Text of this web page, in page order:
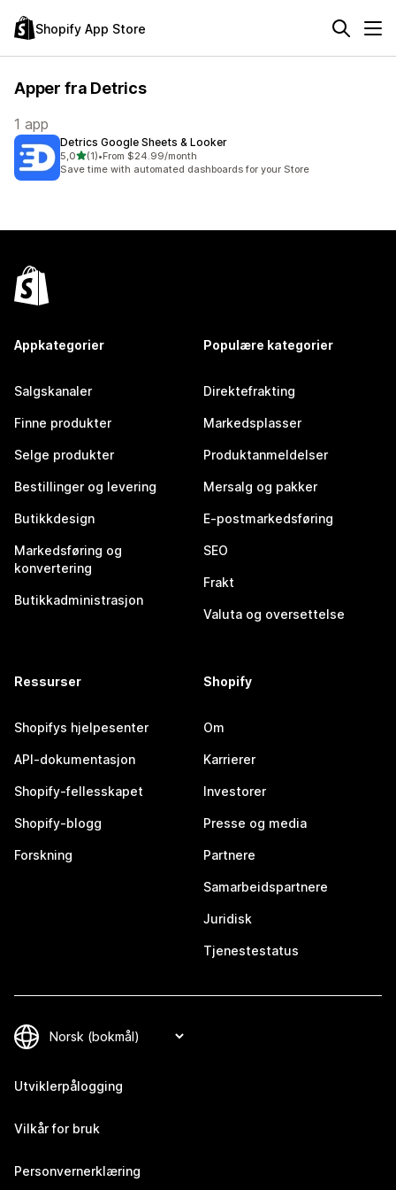
Shopify App Store
Apper fra Detrics
1 app
Detrics Google Sheets & Looker
5,0av 5 stjerner
(1)
Totalt 1 omtaler
•From $24.99/month
Save time with automated dashboards for your Store
Appkategorier
Salgskanaler
Finne produkter
Selge produkter
Bestillinger og levering
Butikkdesign
Markedsføring og
konvertering
Butikkadministrasjon
Populære kategorier
Direktefrakting
Markedsplasser
Produktanmeldelser
Mersalg og pakker
E-postmarkedsføring
SEO
Frakt
Valuta og oversettelse
Ressurser
Shopifys hjelpesenter
API-dokumentasjon
Shopify-fellesskapet
Shopify-blogg
Forskning
Shopify
Om
Karrierer
Investorer
Presse og media
Partnere
Samarbeidspartnere
Juridisk
Tjenestestatus
Utviklerpålogging
Vilkår for bruk
Personvernerklæring